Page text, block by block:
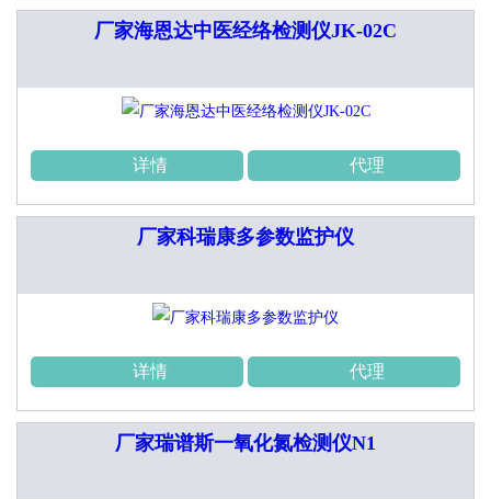
厂家海恩达中医经络检测仪JK-02C
详情 代理
厂家科瑞康多参数监护仪
详情 代理
厂家瑞谱斯一氧化氮检测仪N1